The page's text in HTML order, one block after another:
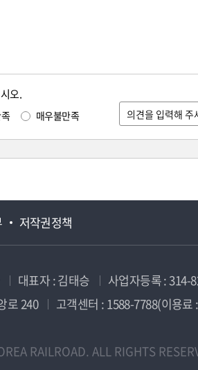
오.
매우불만족
저작권정책
대표자 : 김태승 사업자등록 : 314-
로 240
고객센터 : 1588-7788(이용료
RAILROAD. ALL RIGHTS